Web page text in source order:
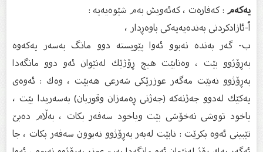
یه‌كه‌م: كه‌فاره‌ت ، كه‌ئه‌ویش به‌م شێوه‌یه‌یه‌ :
ٲ-ئازادكردنی به‌نده‌یه‌یه‌كی باوه‌ڕدار ،
ب- گه‌ر به‌نده‌ نه‌بوو ئه‌وا پێویسته‌ دوو مانگ به‌سه‌ر یه‌كه‌وه‌
به‌ڕۆژوو بێت ، وه‌نابێت هیچ ڕۆژێك له‌نێوان ئه‌و دوو مانگه‌دا
به‌ڕۆژوو نه‌بێت مه‌گه‌ر عوزرێكی شه‌رعی هه‌بێت ، وه‌ك : ئه‌وه‌ی
یه‌كێك له‌دوو جه‌ژنه‌كه‌ (جه‌ژنی ڕه‌مه‌زان وقوربان) به‌سه‌ریدا بێت ،
یاخود تووشی نه‌خۆشی بێت ویاخود سه‌فه‌ر بكات ، به‌ڵام ده‌بێ
تێبینی ئه‌وه‌ بكرێت : نابێت له‌به‌ر به‌ڕۆژوو نه‌بوون سه‌فه‌ر بكات ، جا